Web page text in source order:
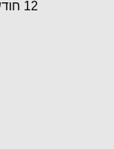
12 חודשים